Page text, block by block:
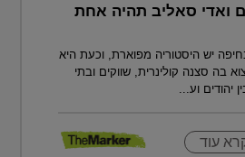
ואדי סאליב תהיה אחת
יש היסטוריה מפוארת, וכעת היא
סצנה קולינרית, שווקים ובתי
יהודים וע...
עוד